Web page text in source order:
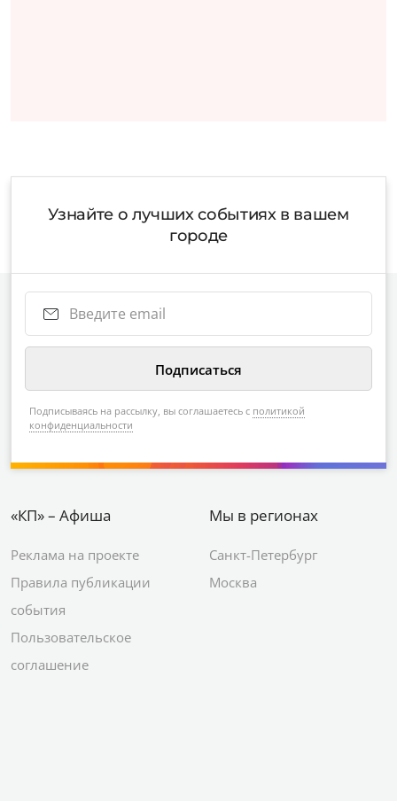
Узнайте о лучших событиях в вашем
городе
Подписываясь на рассылку, вы соглашаетесь с политикой
конфиденциальности
«КП» – Афиша
Реклама на проекте
Правила публикации
события
Пользовательское
соглашение
Мы в регионах
Санкт-Петербург
Москва